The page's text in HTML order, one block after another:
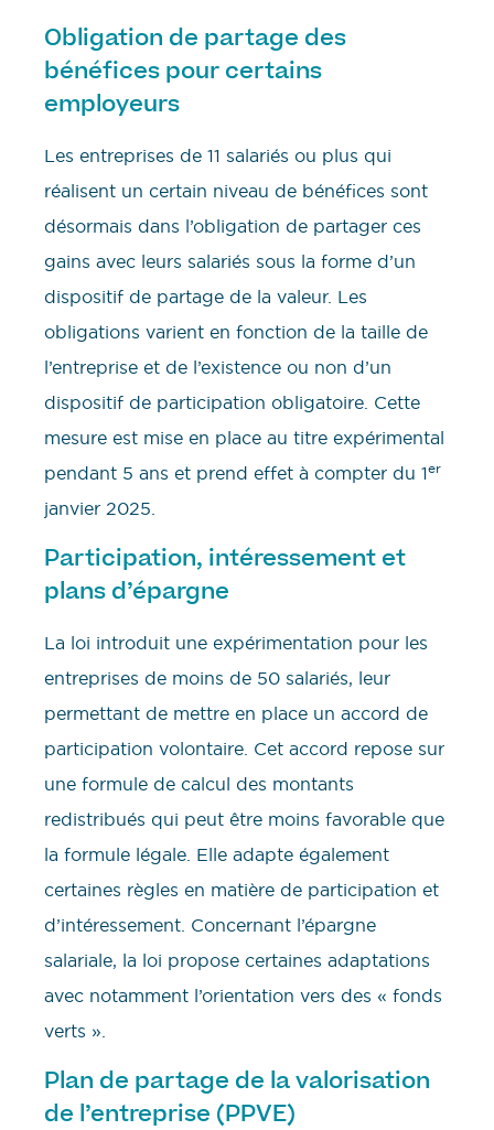
Obligation de partage des
bénéfices pour certains
employeurs
Les entreprises de 11 salariés ou plus qui
réalisent un certain niveau de bénéfices sont
désormais dans l’obligation de partager ces
gains avec leurs salariés sous la forme d’un
dispositif de partage de la valeur. Les
obligations varient en fonction de la taille de
l’entreprise et de l’existence ou non d’un
dispositif de participation obligatoire. Cette
mesure est mise en place au titre expérimental
pendant 5 ans et prend effet à compter du 1er
janvier 2025.
Participation, intéressement et
plans d’épargne
La loi introduit une expérimentation pour les
entreprises de moins de 50 salariés, leur
permettant de mettre en place un accord de
participation volontaire. Cet accord repose sur
une formule de calcul des montants
redistribués qui peut être moins favorable que
la formule légale. Elle adapte également
certaines règles en matière de participation et
d’intéressement. Concernant l’épargne
salariale, la loi propose certaines adaptations
avec notamment l’orientation vers des « fonds
verts ».
Plan de partage de la valorisation
de l’entreprise (PPVE)